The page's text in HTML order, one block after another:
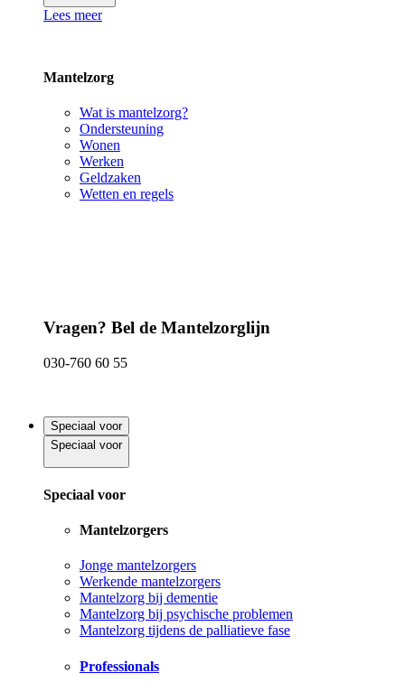
Lees meer
Mantelzorg
Wat is mantelzorg?
Ondersteuning
Wonen
Werken
Geldzaken
Wetten en regels
Vragen? Bel de Mantelzorglijn
030-760 60 55
Speciaal voor
Speciaal voor
Speciaal voor
Mantelzorgers
Jonge mantelzorgers
Werkende mantelzorgers
Mantelzorg bij dementie
Mantelzorg bij psychische problemen
Mantelzorg tijdens de palliatieve fase
Professionals